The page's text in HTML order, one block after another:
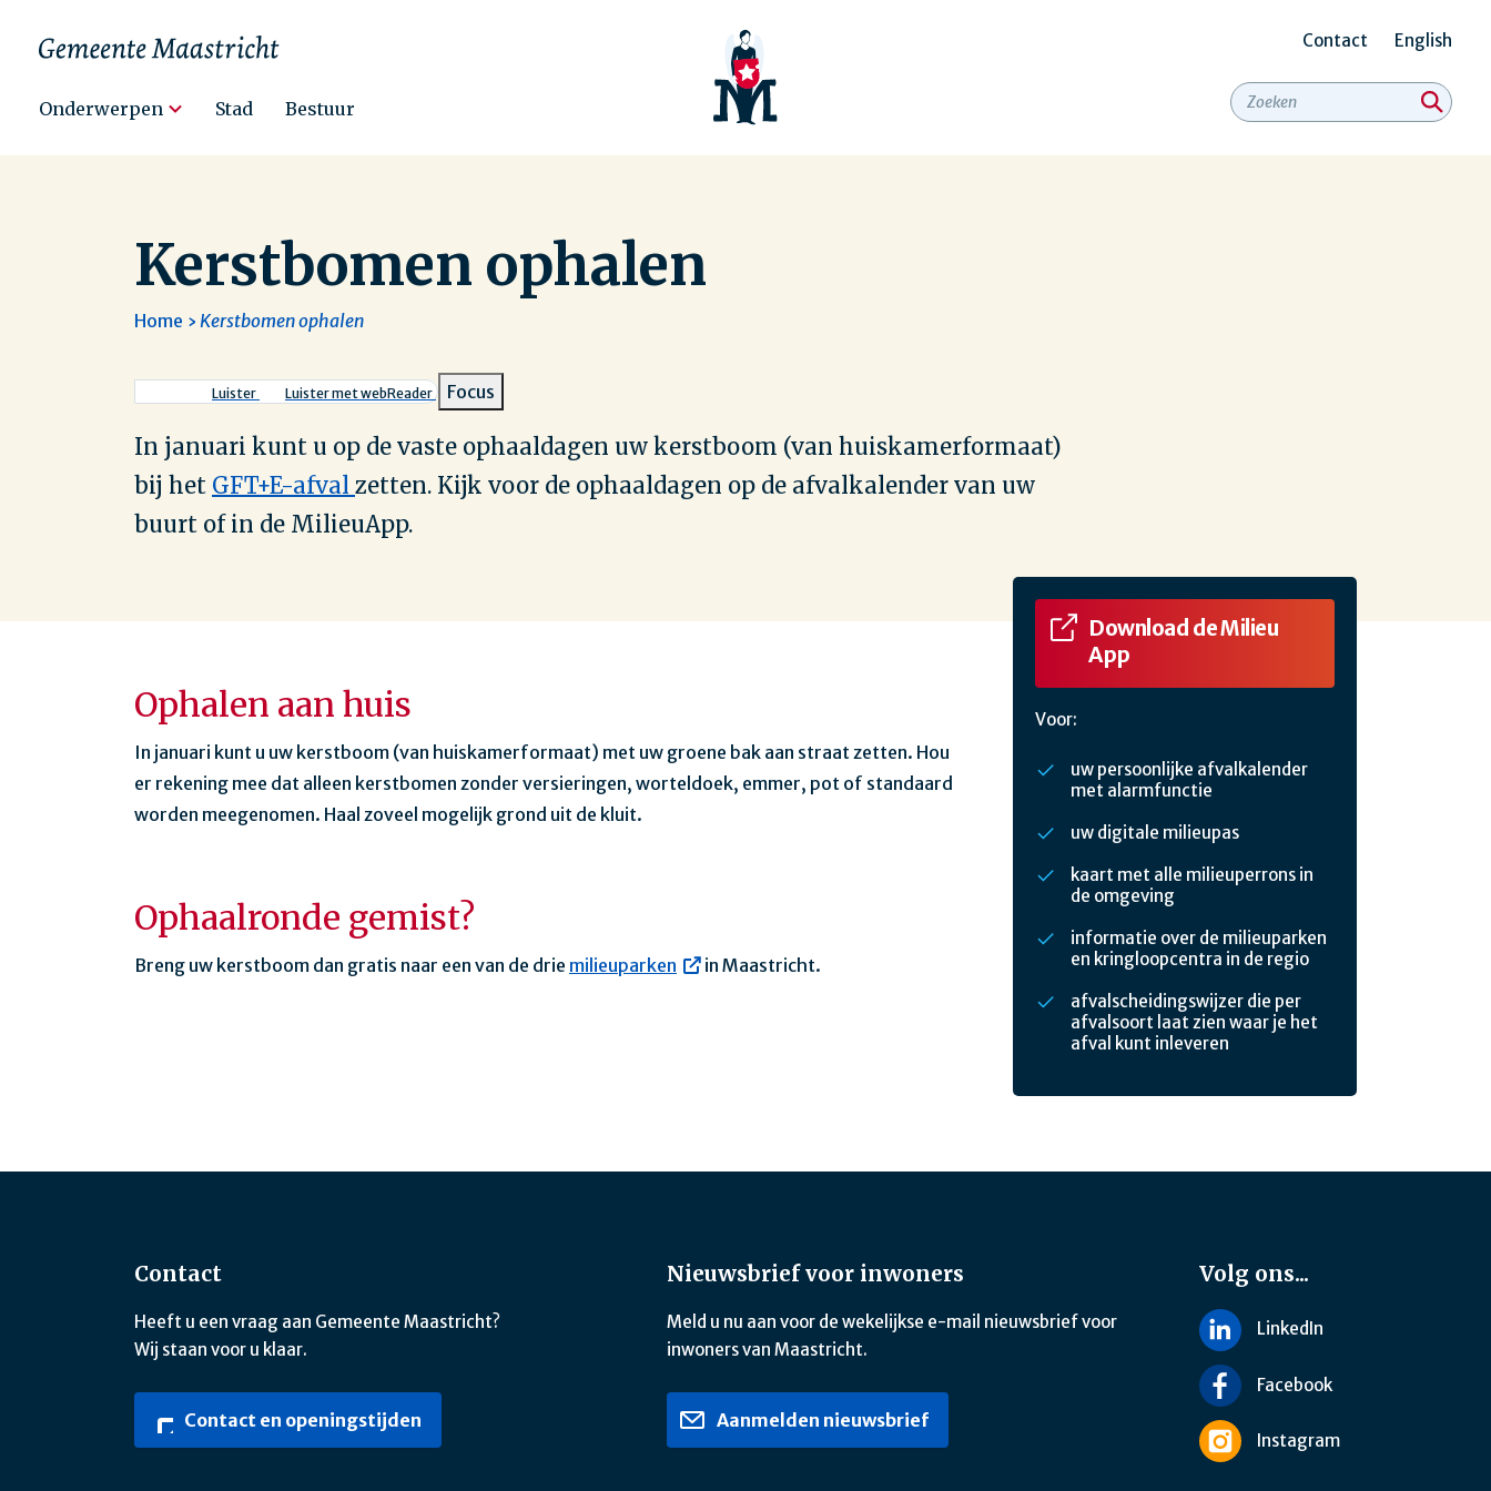
Onderwerpen Stad Bestuur
Secundair
menu
Contact English
Kerstbomen ophalen
Kruimelpad
Home Kerstbomen ophalen
Luister Luister met webReader Focus
In januari kunt u op de vaste ophaaldagen uw kerstboom (van huiskamerformaat)
bij het GFT+E-afval zetten. Kijk voor de ophaaldagen op de afvalkalender van uw
buurt of in de MilieuApp.
Download de Milieu
App
Voor:
uw persoonlijke afvalkalender
met alarmfunctie
uw digitale milieupas
kaart met alle milieuperrons in
de omgeving
informatie over de milieuparken
en kringloopcentra in de regio
afvalscheidingswijzer die per
afvalsoort laat zien waar je het
afval kunt inleveren
Ophalen aan huis
In januari kunt u uw kerstboom (van huiskamerformaat) met uw groene bak aan straat zetten. Hou
er rekening mee dat alleen kerstbomen zonder versieringen, worteldoek, emmer, pot of standaard
worden meegenomen. Haal zoveel mogelijk grond uit de kluit.
Ophaalronde gemist?
Breng uw kerstboom dan gratis naar een van de drie milieuparken in Maastricht.
Contact
Heeft u een vraag aan Gemeente Maastricht?
Wij staan voor u klaar.
Contact en openingstijden
Nieuwsbrief voor inwoners
Meld u nu aan voor de wekelijkse e-mail nieuwsbrief voor
inwoners van Maastricht.
Aanmelden nieuwsbrief
Volg ons...
LinkedIn
Facebook
Instagram